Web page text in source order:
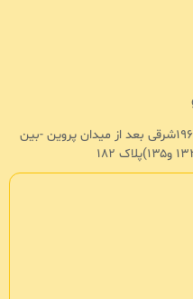
آدرس :تهران -تهرانپارس-خیابان ۱۹۶شرقی بعد از میدان پروین -بین